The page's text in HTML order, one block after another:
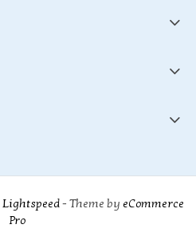
Lightspeed- Theme by eCommerce
Pro